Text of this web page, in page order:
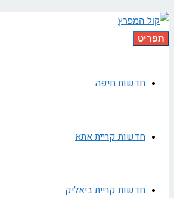
תפריט
חדשות חיפה
חדשות קריית אתא
חדשות קריית ביאליק